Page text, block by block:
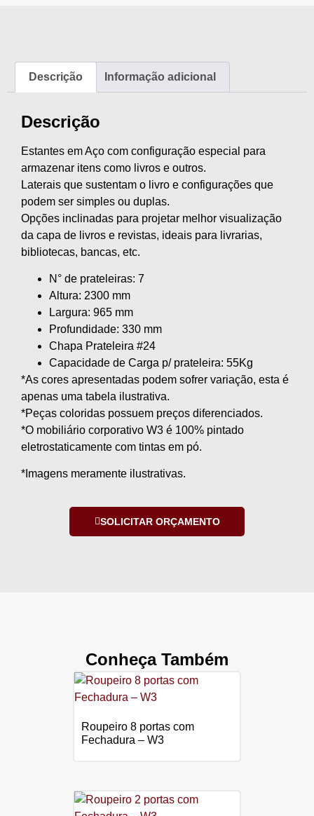
Descrição Informação adicional
Descrição
Estantes em Aço com configuração especial para
armazenar itens como livros e outros.
Laterais que sustentam o livro e configurações que
podem ser simples ou duplas.
Opções inclinadas para projetar melhor visualização
da capa de livros e revistas, ideais para livrarias,
bibliotecas, bancas, etc.
N° de prateleiras: 7
Altura: 2300 mm
Largura: 965 mm
Profundidade: 330 mm
Chapa Prateleira #24
Capacidade de Carga p/ prateleira: 55Kg
*As cores apresentadas podem sofrer variação, esta é
apenas uma tabela ilustrativa.
*Peças coloridas possuem preços diferenciados.
*O mobiliário corporativo W3 é 100% pintado
eletrostaticamente com tintas em pó.
*Imagens meramente ilustrativas.
SOLICITAR ORÇAMENTO
Conheça Também
Roupeiro 8 portas com
Fechadura – W3